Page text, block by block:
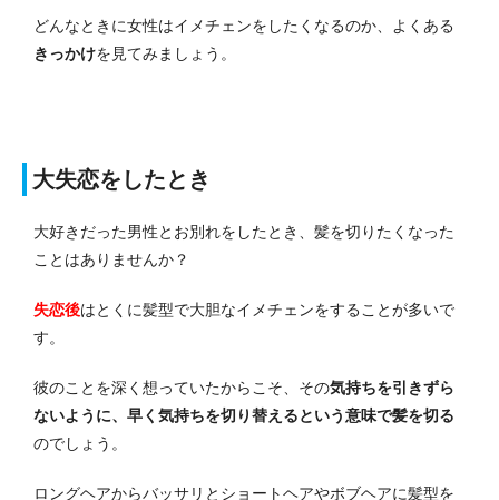
どんなときに女性はイメチェンをしたくなるのか、よくある
きっかけを見てみましょう。
大失恋をしたとき
大好きだった男性とお別れをしたとき、髪を切りたくなった
ことはありませんか？
失恋後はとくに髪型で大胆なイメチェンをすることが多いで
す。
彼のことを深く想っていたからこそ、その気持ちを引きずら
ないように、早く気持ちを切り替えるという意味で髪を切る
のでしょう。
ロングヘアからバッサリとショートヘアやボブヘアに髪型を